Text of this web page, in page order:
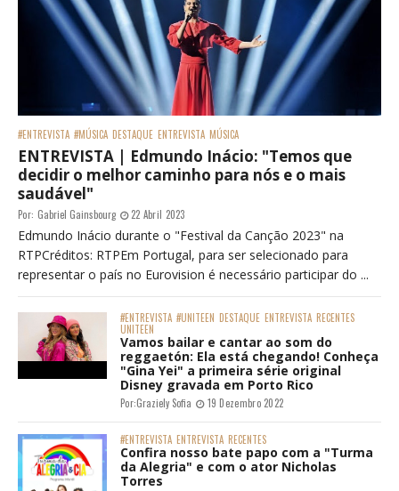
#ENTREVISTA #MÚSICA DESTAQUE ENTREVISTA MÚSICA
ENTREVISTA | Edmundo Inácio: "Temos que
decidir o melhor caminho para nós e o mais
saudável"
Por: Gabriel Gainsbourg 22 Abril 2023
Edmundo Inácio durante o "Festival da Canção 2023" na
RTPCréditos: RTPEm Portugal, para ser selecionado para
representar o país no Eurovision é necessário participar do ...
#ENTREVISTA #UNITEEN DESTAQUE ENTREVISTA RECENTES
UNITEEN
Vamos bailar e cantar ao som do
reggaetón: Ela está chegando! Conheça
"Gina Yei" a primeira série original
Disney gravada em Porto Rico
Por:Graziely Sofia 19 Dezembro 2022
#ENTREVISTA ENTREVISTA RECENTES
Confira nosso bate papo com a "Turma
da Alegria" e com o ator Nicholas
Torres